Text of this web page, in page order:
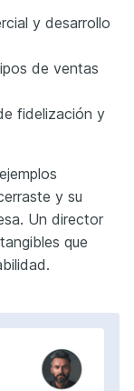
y desarrollo
de ventas
fidelización y
y su
Un director
que